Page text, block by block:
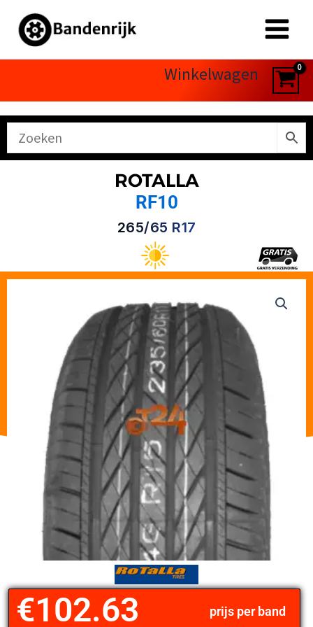
naar
Winkelwagen
ROTALLA
RF10
265/65 R17
prijs per band
€102.63